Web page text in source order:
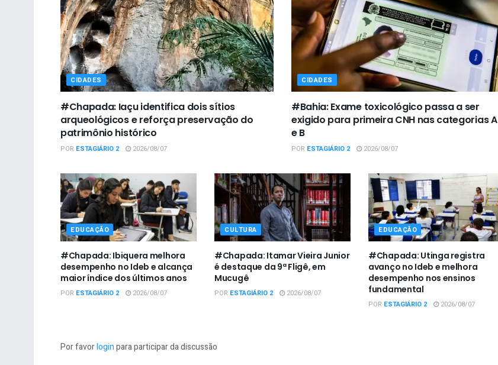
CIDADES
#Chapada: Iaçu identifica dois sítios
arqueológicos e reforça preservação do
patrimônio histórico
POR ESTAGIÁRIO 2 2026/08/07
CIDADES
#Bahia: Exame toxicológico passa a ser
exigido para primeira CNH nas categorias A
e B
POR ESTAGIÁRIO 2 2026/08/07
EDUCAÇÃO
#Chapada: Ibiquera melhora
desempenho no Ideb e alcança
maior índice dos últimos anos
POR ESTAGIÁRIO 2 2026/08/07
CULTURA
#Chapada: Itamar Vieira Junior
é destaque da 9ª Fligê, em
Mucugê
POR ESTAGIÁRIO 2 2026/08/07
EDUCAÇÃO
#Chapada: Utinga registra
avanço no Ideb e melhora
desempenho nos ensinos
fundamental
POR ESTAGIÁRIO 2 2026/08/07
Por favorloginpara participar da discussão